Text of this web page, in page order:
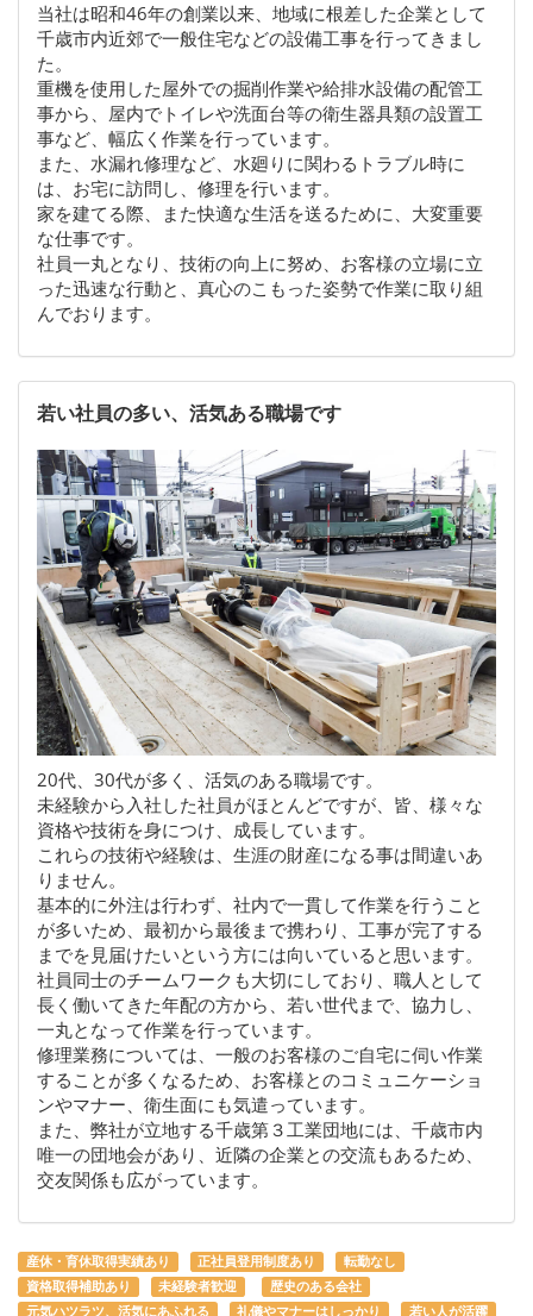
当社は昭和46年の創業以来、地域に根差した企業として
千歳市内近郊で一般住宅などの設備工事を行ってきまし
た。
重機を使用した屋外での掘削作業や給排水設備の配管工
事から、屋内でトイレや洗面台等の衛生器具類の設置工
事など、幅広く作業を行っています。
また、水漏れ修理など、水廻りに関わるトラブル時に
は、お宅に訪問し、修理を行います。
家を建てる際、また快適な生活を送るために、大変重要
な仕事です。
社員一丸となり、技術の向上に努め、お客様の立場に立
った迅速な行動と、真心のこもった姿勢で作業に取り組
んでおります。
若い社員の多い、活気ある職場です
20代、30代が多く、活気のある職場です。
未経験から入社した社員がほとんどですが、皆、様々な
資格や技術を身につけ、成長しています。
これらの技術や経験は、生涯の財産になる事は間違いあ
りません。
基本的に外注は行わず、社内で一貫して作業を行うこと
が多いため、最初から最後まで携わり、工事が完了する
までを見届けたいという方には向いていると思います。
社員同士のチームワークも大切にしており、職人として
長く働いてきた年配の方から、若い世代まで、協力し、
一丸となって作業を行っています。
修理業務については、一般のお客様のご自宅に伺い作業
することが多くなるため、お客様とのコミュニケーショ
ンやマナー、衛生面にも気遣っています。
また、弊社が立地する千歳第３工業団地には、千歳市内
唯一の団地会があり、近隣の企業との交流もあるため、
交友関係も広がっています。
産休・育休取得実績あり 正社員登用制度あり
転勤なし
資格取得補助あり
未経験者歓迎
歴史のある会社
元気ハツラツ、活気にあふれる
礼儀やマナーはしっかり 若い人が活躍